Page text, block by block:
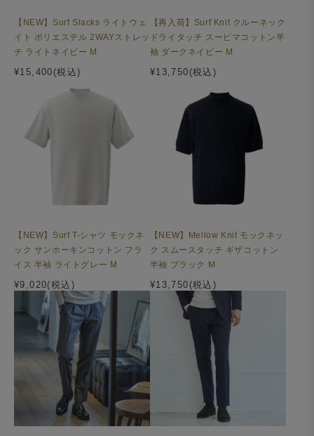
【NEW】Surf Slacks ライトウェ
イト ポリエステル 2WAYストレッ
チ ライトネイビー M
¥15,400(税込)
【再入荷】Surf Knit クルーネック
ドライタッチ スーピマコットン半
袖 ダークネイビー M
¥13,750(税込)
【NEW】Surf T-シャツ モックネ
ック サンホーキンコットン フラ
イス 半袖 ライトグレー M
¥9,020(税込)
【NEW】Mellow Knit モックネッ
ク スムースタッチ ギザコットン
半袖 ブラック M
¥13,750(税込)